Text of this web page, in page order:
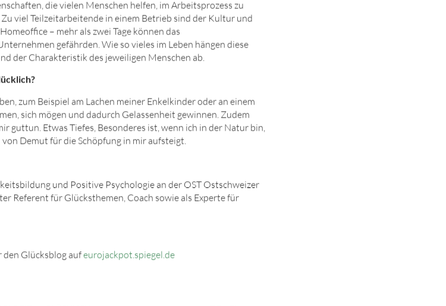
die vielen Menschen helfen, im Arbeitsprozess zu
viel Teilzeitarbeitende in einem Betrieb sind der Kultur und
– mehr als zwei Tage können das
gefährden. Wie so vieles im Leben hängen diese
der Charakteristik des jeweiligen Menschen ab.
zum Beispiel am Lachen meiner Enkelkinder oder an einem
sich mögen und dadurch Gelassenheit gewinnen. Zudem
guttun. Etwas Tiefes, Besonderes ist, wenn ich in der Natur bin,
Demut für die Schöpfung in mir aufsteigt.
und Positive Psychologie an der OST Ostschweizer
Referent für Glücksthemen, Coach sowie als Experte für
Glücksblog aufeurojackpot.spiegel.de